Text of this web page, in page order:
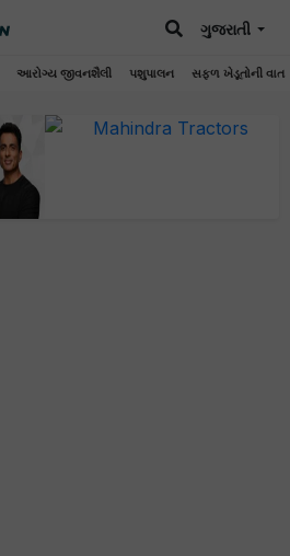
આરોગ્ય જીવનશૈલી પશુપાલન સફળ ખેડૂતોની વાત
ગુજરાતી